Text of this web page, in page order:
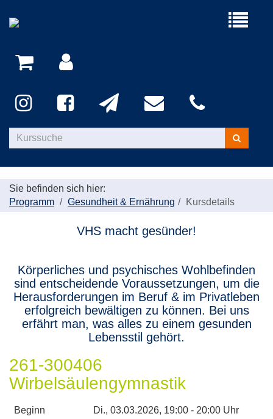
Menü
Kurse
suchen
Sie befinden sich hier:
Programm
Gesundheit & Ernährung Kursdetails
VHS macht gesünder!
Körperliches und psychisches Wohlbefinden
sind entscheidende Voraussetzungen, um die
Herausforderungen im Beruf & im Privatleben
erfolgreich bewältigen zu können. Bei uns
erfährt man, was alles zu einem gesunden
Lebensstil gehört.
261-300406
Wirbelsäulengymnastik
Beginn Di., 03.03.2026, 19:00 - 20:00 Uhr